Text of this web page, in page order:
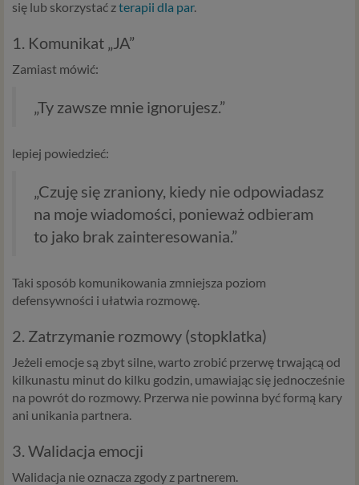
się lub skorzystać zterapii dla par.
1. Komunikat „JA”
Zamiast mówić:
„Ty zawsze mnie ignorujesz.”
lepiej powiedzieć:
„Czuję się zraniony, kiedy nie odpowiadasz
na moje wiadomości, ponieważ odbieram
to jako brak zainteresowania.”
Taki sposób komunikowania zmniejsza poziom
defensywności i ułatwia rozmowę.
2. Zatrzymanie rozmowy (stopklatka)
Jeżeli emocje są zbyt silne, warto zrobić przerwę trwającą od
kilkunastu minut do kilku godzin, umawiając się jednocześnie
na powrót do rozmowy. Przerwa nie powinna być formą kary
ani unikania partnera.
3. Walidacja emocji
Walidacja nie oznacza zgody z partnerem.